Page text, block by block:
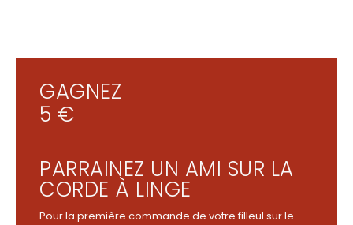
GAGNEZ
5 €
PARRAINEZ UN AMI SUR LA
CORDE À LINGE
Pour la première commande de votre filleul sur le